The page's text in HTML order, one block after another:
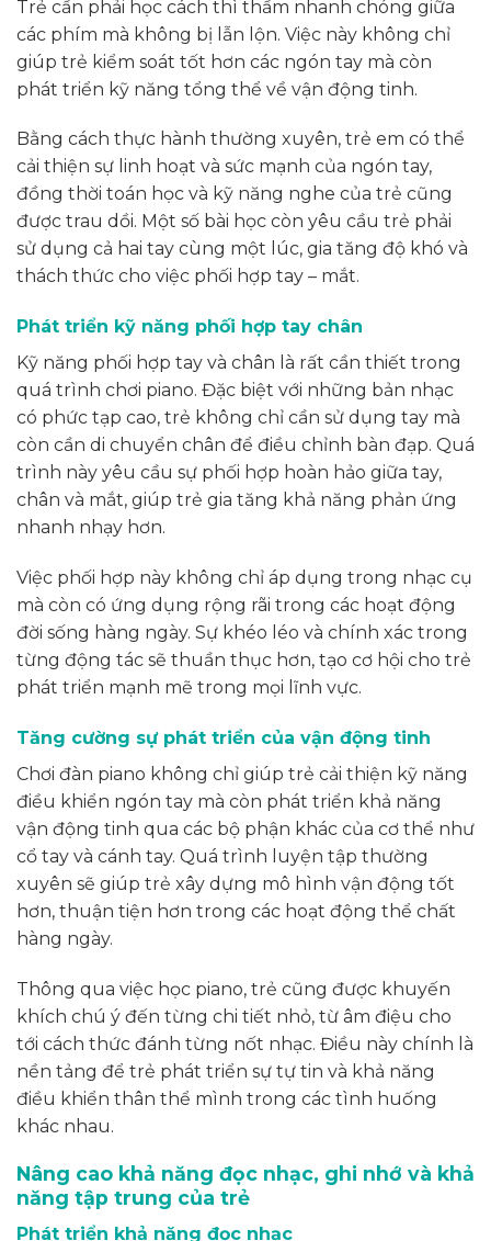
Trẻ cần phải học cách thì thầm nhanh chóng giữa
các phím mà không bị lẫn lộn. Việc này không chỉ
giúp trẻ kiểm soát tốt hơn các ngón tay mà còn
phát triển kỹ năng tổng thể về vận động tinh.
Bằng cách thực hành thường xuyên, trẻ em có thể
cải thiện sự linh hoạt và sức mạnh của ngón tay,
đồng thời toán học và kỹ năng nghe của trẻ cũng
được trau dồi. Một số bài học còn yêu cầu trẻ phải
sử dụng cả hai tay cùng một lúc, gia tăng độ khó và
thách thức cho việc phối hợp tay – mắt.
Phát triển kỹ năng phối hợp tay chân
Kỹ năng phối hợp tay và chân là rất cần thiết trong
quá trình chơi piano. Đặc biệt với những bản nhạc
có phức tạp cao, trẻ không chỉ cần sử dụng tay mà
còn cần di chuyển chân để điều chỉnh bàn đạp. Quá
trình này yêu cầu sự phối hợp hoàn hảo giữa tay,
chân và mắt, giúp trẻ gia tăng khả năng phản ứng
nhanh nhạy hơn.
Việc phối hợp này không chỉ áp dụng trong nhạc cụ
mà còn có ứng dụng rộng rãi trong các hoạt động
đời sống hàng ngày. Sự khéo léo và chính xác trong
từng động tác sẽ thuần thục hơn, tạo cơ hội cho trẻ
phát triển mạnh mẽ trong mọi lĩnh vực.
Tăng cường sự phát triển của vận động tinh
Chơi đàn piano không chỉ giúp trẻ cải thiện kỹ năng
điều khiển ngón tay mà còn phát triển khả năng
vận động tinh qua các bộ phận khác của cơ thể như
cổ tay và cánh tay. Quá trình luyện tập thường
xuyên sẽ giúp trẻ xây dựng mô hình vận động tốt
hơn, thuận tiện hơn trong các hoạt động thể chất
hàng ngày.
Thông qua việc học piano, trẻ cũng được khuyến
khích chú ý đến từng chi tiết nhỏ, từ âm điệu cho
tới cách thức đánh từng nốt nhạc. Điều này chính là
nền tảng để trẻ phát triển sự tự tin và khả năng
điều khiển thân thể mình trong các tình huống
khác nhau.
Nâng cao khả năng đọc nhạc, ghi nhớ và khả
năng tập trung của trẻ
Phát triển khả năng đọc nhạc